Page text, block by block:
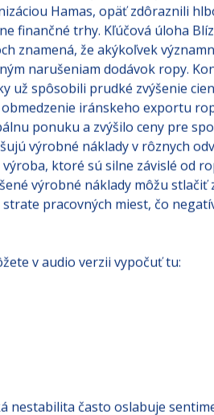
na Blízkom východe, najmä
Hamas, opäť zdôraznili
finančné trhy. Kľúčová úloha
znamená, že akýkoľvek
narušeniam dodávok ropy.
už spôsobili prudké zvýšenie
obmedzenie iránskeho exportu
ponuku a zvýšilo ceny pre
výrobné náklady v rôznych
výroba, ktoré sú silne závislé od
výrobné náklady môžu
pracovných miest, čo